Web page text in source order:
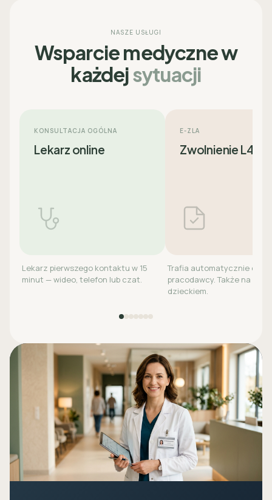
NASZE USŁUGI
Wsparcie medyczne w
każdejsytuacji
KONSULTACJA OGÓLNA
Lekarz online
Lekarz pierwszego kontaktu w 15
minut — wideo, telefon lub czat.
E-ZLA
Zwolnienie L4
Trafia automatycznie do
pracodawcy. Także na
dzieckiem.